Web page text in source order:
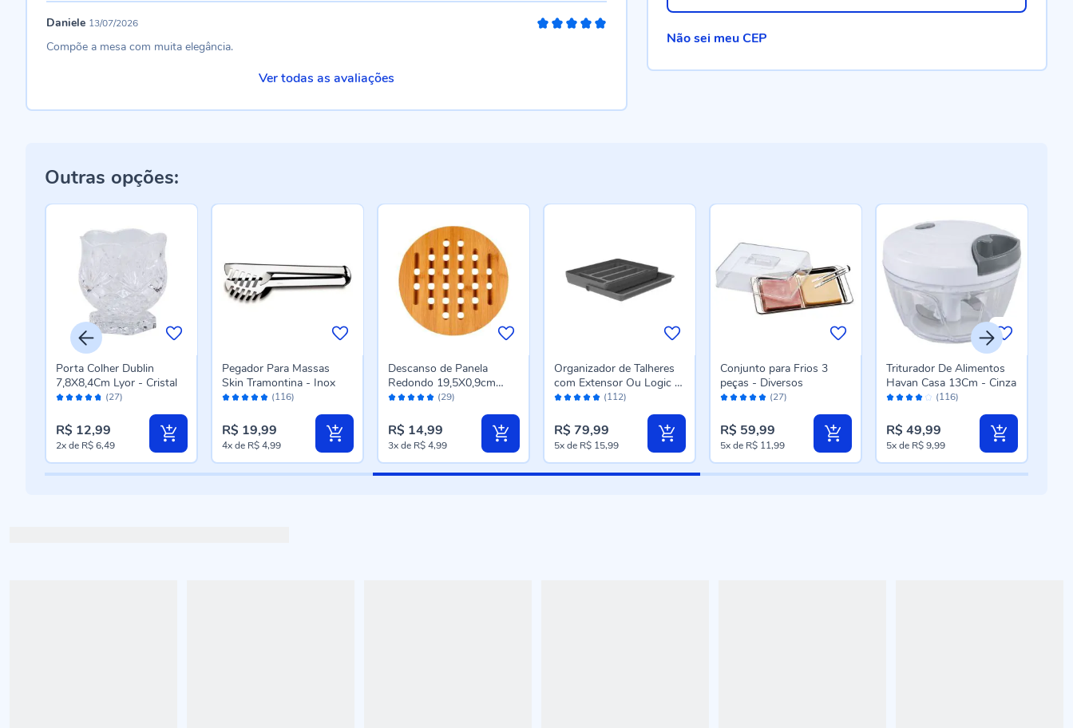
Daniele 13/07/2026
Compõe a mesa com muita elegância.
Ver todas as avaliações
Não sei meu CEP
Outras opções:
Avaliação: (27)
Porta Colher Dublin
7,8X8,4Cm Lyor - Cristal
R$ 12,99
2xde R$ 6,49
Avaliação: (116)
Pegador Para Massas
Skin Tramontina - Inox
R$ 19,99
4xde R$ 4,99
Avaliação: (29)
Descanso de Panela
Redondo 19,5X0,9cm
Finecasa - Bambu
R$ 14,99
3xde R$ 4,99
Avaliação: (112)
Organizador de Talheres
com Extensor Ou Logic -
Chumbo
R$ 79,99
5xde R$ 15,99
Avaliação: (27)
Conjunto para Frios 3
peças - Diversos
R$ 59,99
5xde R$ 11,99
Avaliação: (116)
Triturador De Alimentos
Havan Casa 13Cm - Cinza
R$ 49,99
5xde R$ 9,99